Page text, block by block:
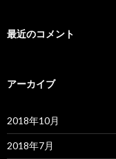
最近のコメント
アーカイブ
2018年10月
2018年7月